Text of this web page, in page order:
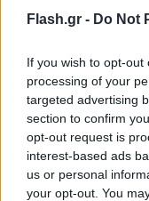
Flash.gr - Do Not
If you wish to opt-
processing of your
targeted advertising
section to confirm
opt-out request is
interest-based ads
us or personal
your opt-out. You
07.08.2026